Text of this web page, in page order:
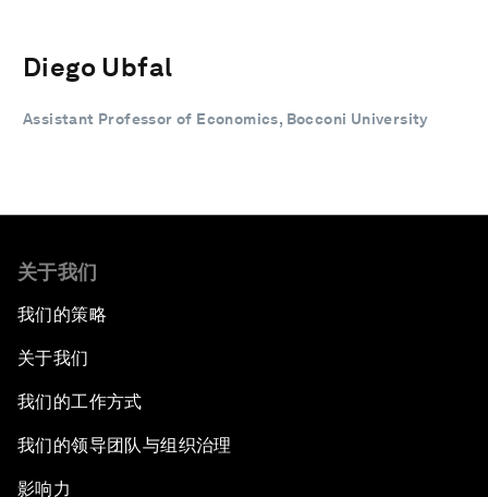
Diego Ubfal
Assistant Professor of Economics, Bocconi University
关于我们
我们的策略
关于我们
我们的工作方式
我们的领导团队与组织治理
影响力